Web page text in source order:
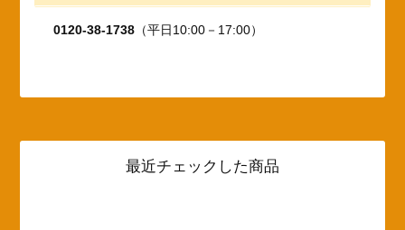
0120-38-1738 （平日10:00－17:00）
最近チェックした商品